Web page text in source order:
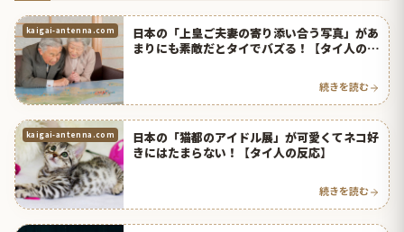
kaigai-antenna.com
日本の「上皇ご夫妻の寄り添い合う写真」があ
まりにも素敵だとタイでバズる！【タイ人の反
続きを読む
kaigai-antenna.com
日本の「猫都のアイドル展」が可愛くてネコ好
きにはたまらない！【タイ人の反応】
続きを読む